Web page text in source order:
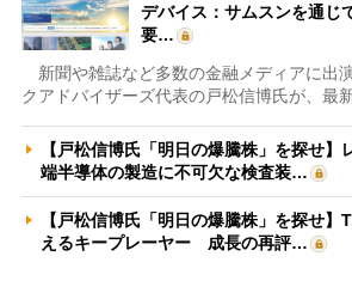
デバイス：サムスンを通じ
要…
新聞や雑誌など多数の金融メディアに出
クアドバイザーズ代表の戸松信博氏が、最
【戸松信博氏「明日の爆騰株」を探せ】
端半導体の製造に不可欠な検査装…
【戸松信博氏「明日の爆騰株」を探せ
えるキープレーヤー 成長の再評…